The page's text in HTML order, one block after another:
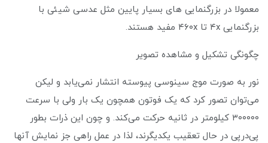
معمولا در بزرگنمایی های بسیار پایین مثل عدسی شیئی با
بزرگنمایی ۴x تا ۴۶۰x مفید هستند.
چگونگی تشکیل و مشاهده تصویر
نور به صورت موج سینوسی پیوسته انتشار نمی‌یابد و لیکن
می‌توان تصور کرد که یک فوتون همچون یک بار ولی با سرعت
۳۰۰۰۰۰ کیلومتر در ثانیه حرکت می‌کند. و چون این ذرات بطور
پی‌در‌پی در حال تعقیب یکدیگرند، لذا در عمل راهی جز نمایش آنها